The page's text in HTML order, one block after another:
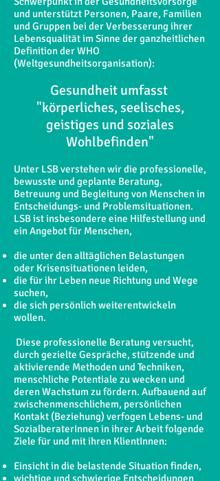
und unterstützt Personen, Paare, Familien
und Gruppen bei der Verbesserung ihrer
Lebensqualität im Sinne der ganzheitlichen
Definition der WHO
(Weltgesundheitsorganisation):
Gesundheit umfasst
"körperliches, seelisches,
geistiges und soziales
Wohlbefinden"
Unter LSB verstehen wir die professionelle,
bewusste und geplante Beratung,
Betreuung und Begleitung von Menschen in
Entscheidungs- und Problemsituationen.
LSB ist insbesondere eine Hilfestellung und
ein Angebot für Menschen,
die unter den alltäglichen Belastungen
oder Krisensituationen leiden,
die für ihr Leben neue Richtung und Wege
suchen,
die sich persönlich weiterentwickeln
wollen.
Diese professionelle Beratung versucht,
durch gezielte Gespräche, stützende und
aktivierende Methoden und Techniken,
menschliche Potentiale zu wecken und
deren Wachstum zu fördern. Aufbauend auf
zwischenmenschlichem, persönlichen
Kontakt (Beziehung) verfogen Lebens- und
SozialberaterInnen in ihrer Arbeit folgende
Ziele für und mit ihren KlientInnen:
Einsicht in die belastende Situation finden,
wichtige und schwierige Entscheidungen